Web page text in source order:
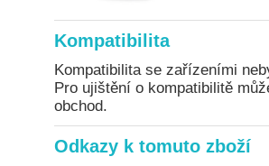
Kompatibilita
Kompatibilita se zařízeními
Pro ujištění o kompatibilitě
obchod.
Odkazy k tomuto zboží